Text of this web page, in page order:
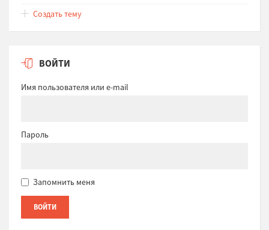
Создать тему
ВОЙТИ
Имя пользователя или e-mail
Пароль
Запомнить меня